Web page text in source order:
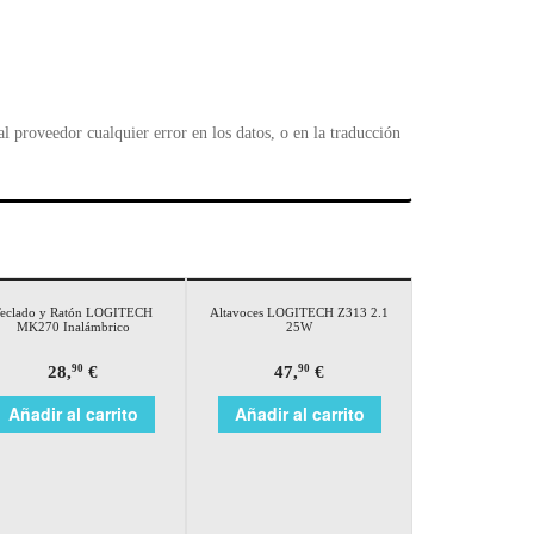
proveedor cualquier error en los datos, o en la traducción
y Ratón LOGITECH
MK270 Inalámbrico
28,90 €
Añadir al carrito
Altavoces LOGITECH Z313 2.1
25W
47,90 €
Añadir al carrito